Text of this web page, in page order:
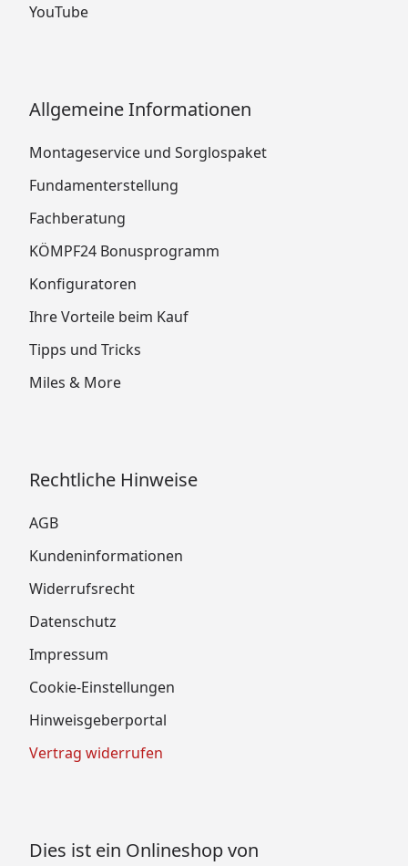
YouTube
Allgemeine Informationen
Montageservice und Sorglospaket
Fundamenterstellung
Fachberatung
KÖMPF24 Bonusprogramm
Konfiguratoren
Ihre Vorteile beim Kauf
Tipps und Tricks
Miles & More
Rechtliche Hinweise
AGB
Kundeninformationen
Widerrufsrecht
Datenschutz
Impressum
Cookie-Einstellungen
Hinweisgeberportal
Vertrag widerrufen
Dies ist ein Onlineshop von